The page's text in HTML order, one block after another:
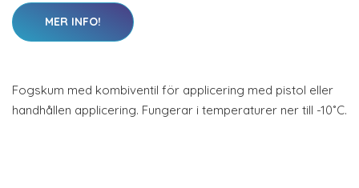
MER INFO!
Fogskum med kombiventil för applicering med pistol eller
handhållen applicering. Fungerar i temperaturer ner till -10˚C.